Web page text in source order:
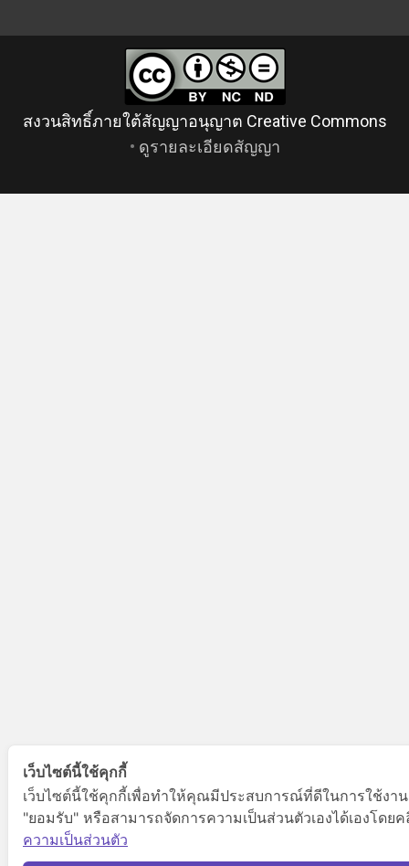
สงวนสิทธิ์ภายใต้สัญญาอนุญาต Creative Commons
• ดูรายละเอียดสัญญา
เว็บไซต์นี้ใช้คุกกี้
เว็บไซต์นี้ใช้คุกกี้เพื่อทำให้คุณมีประสบการณ์ที่ดีในการใช้งา
"ยอมรับ" หรือสามารถจัดการความเป็นส่วนตัวเองได้เองโดย
ความเป็นส่วนตัว